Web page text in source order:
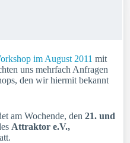
im August 2011 mit
uns mehrfach Anfragen
den wir hiermit bekannt
am Wochende, den21. und
Attraktor e.V.,